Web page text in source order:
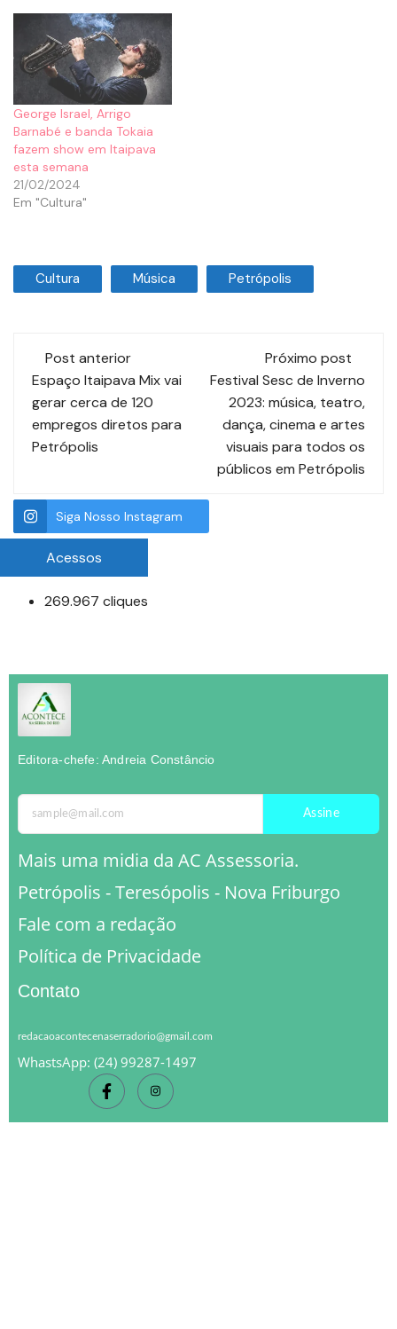
George Israel, Arrigo
Barnabé e banda Tokaia
fazem show em Itaipava
esta semana
21/02/2024
Em "Cultura"
Cultura Música Petrópolis
Post anterior
Espaço Itaipava Mix vai
gerar cerca de 120
empregos diretos para
Petrópolis
Próximo post
Festival Sesc de Inverno
2023: música, teatro,
dança, cinema e artes
visuais para todos os
públicos em Petrópolis
Siga Nosso Instagram
Acessos
269.967 cliques
Editora-chefe: Andreia Constâncio
Assine
Mais uma midia da AC Assessoria.
Petrópolis - Teresópolis - Nova Friburgo
Fale com a redação
Política de Privacidade
Contato
redacaoacontecenaserradorio@gmail.com
WhastsApp: (24) 99287-1497